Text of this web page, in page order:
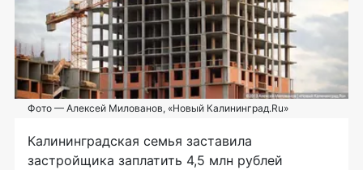
Фото — Алексей Милованов, «Новый Калининград.Ru»
Калининградская семья заставила
застройщика заплатить 4,5 млн рублей